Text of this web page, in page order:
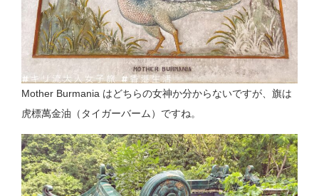
Mother Burmania はどちらの女神か分からないですが、旗は
虎標萬金油（タイガーバーム）ですね。